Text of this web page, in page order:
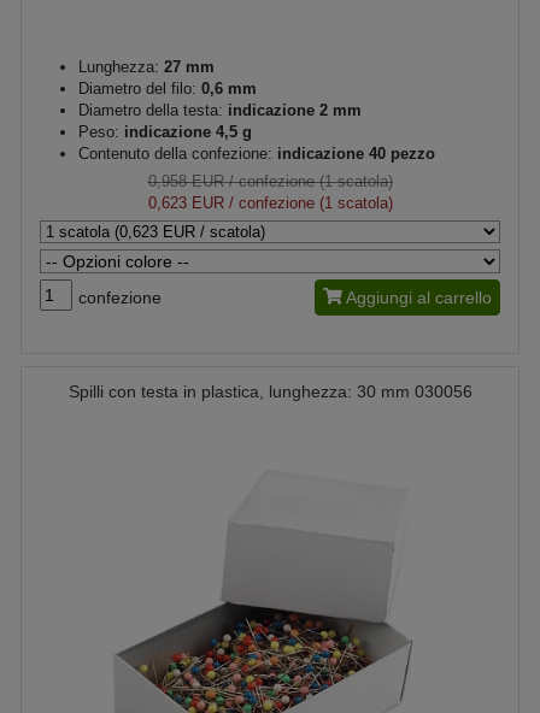
Lunghezza: 27 mm
Diametro del filo: 0,6 mm
Diametro della testa: indicazione 2 mm
Peso: indicazione 4,5 g
Contenuto della confezione: indicazione 40 pezzo
0,958 EUR/ confezione (1 scatola)
0,623 EUR/ confezione (1 scatola)
confezione Aggiungi al carrello
Spilli con testa in plastica, lunghezza: 30 mm 030056